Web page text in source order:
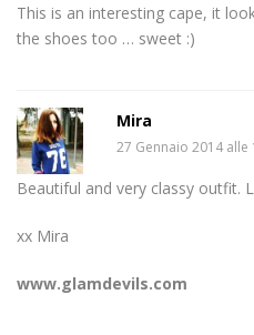
This is an interesting cape, it
the shoes too … sweet :)
Mira
27 Gennaio 2014 alle
Beautiful and very classy outfit.
xx Mira
www.glamdevils.com